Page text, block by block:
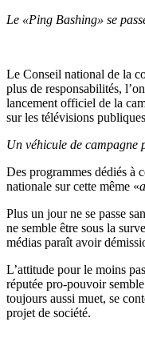
Le «Ping Bashing» se
Le Conseil national de la
plus de responsabilités,
lancement officiel de la
sur les télévisions
Un véhicule de
Des programmes dédiés à
nationale sur cette même «
Plus un jour ne se passe
ne semble être sous la
médias paraît avoir
L’attitude pour le moins
réputée pro-pouvoir
toujours aussi muet, se
projet de société.